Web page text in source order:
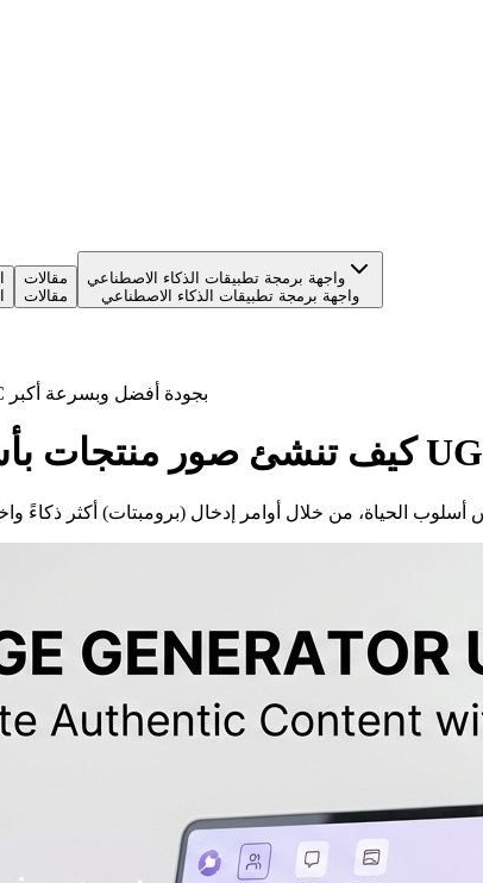
مقالات
مقالات
واجهة برمجة تطبيقات الذكاء الاصطناعي
واجهة برمجة تطبيقات الذكاء الاصطناعي
دليل مستخدم مولّد صور UGC: كيف تنشئ صور منتجات بأسلوب UGC بجودة أفضل وبسرعة أكبر